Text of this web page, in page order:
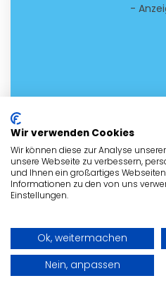
-
Wir verwenden Cookies
Wir können diese zur Analyse
unsere Webseite zu verbessern,
und Ihnen ein großartiges
Informationen zu den von uns
Einstellungen.
Ok, weitermachen
Nein, anpassen